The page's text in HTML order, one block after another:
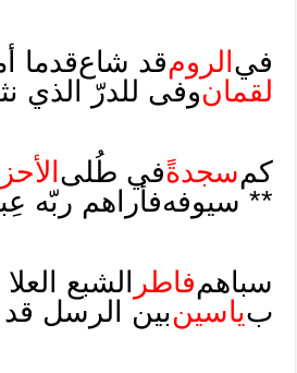
في الرومقد شاعقدما
لقمانوفى للدرّ الذي
كمسجدةًفي طُلى
** سيوفهفأراهم ربّه
سباهمفاطر الشبع
بياسينبين الرسل